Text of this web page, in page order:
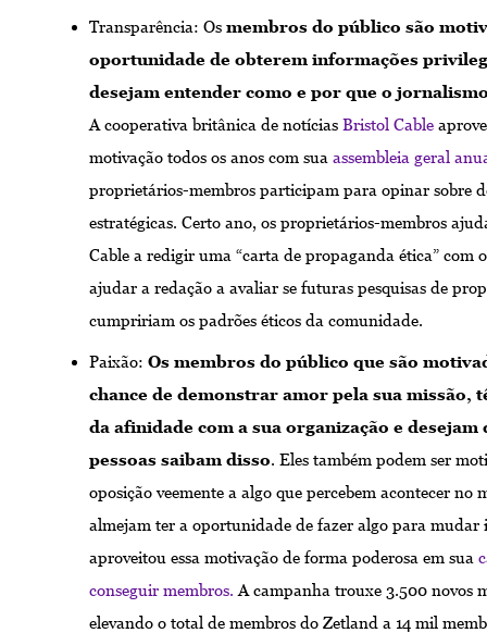
Transparência: Os membros do público são
oportunidade de obterem informações
desejam entender como e por que o
A cooperativa britânica de notícias Bristol Cable
motivação todos os anos com sua assembleia geral
proprietários-membros participam para opinar sobre
estratégicas. Certo ano, os proprietários-membros
Cable a redigir uma “carta de propaganda ética” com
ajudar a redação a avaliar se futuras pesquisas de
cumpririam os padrões éticos da comunidade.
Paixão: Os membros do público que são
chance de demonstrar amor pela sua missão,
da afinidade com a sua organização e desejam
pessoas saibam disso. Eles também podem ser
oposição veemente a algo que percebem acontecer no
almejam ter a oportunidade de fazer algo para mudar
aproveitou essa motivação de forma poderosa em sua
conseguir membros. A campanha trouxe 3.500 novos
elevando o total de membros do Zetland a 14 mil